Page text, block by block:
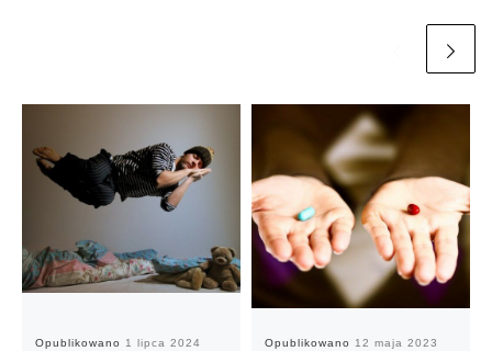
Opublikowano 1 lipca 2024 Opublikowano 12 maja 2023